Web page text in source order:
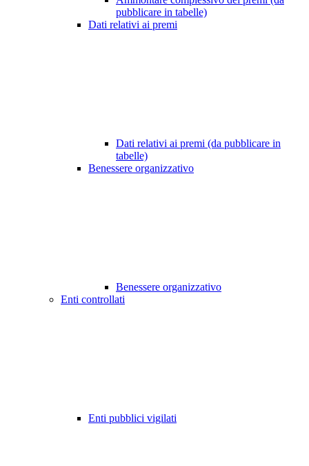
pubblicare in tabelle)
Dati relativi ai premi
Dati relativi ai premi (da pubblicare in
tabelle)
Benessere organizzativo
Benessere organizzativo
Enti controllati
Enti pubblici vigilati